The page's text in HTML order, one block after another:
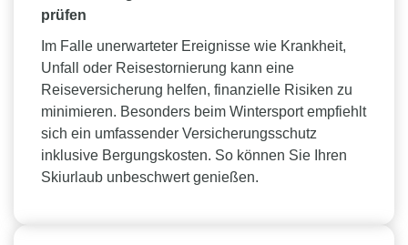
prüfen
Im Falle unerwarteter Ereignisse wie Krankheit,
Unfall oder Reisestornierung kann eine
Reiseversicherung helfen, finanzielle Risiken zu
minimieren. Besonders beim Wintersport empfiehlt
sich ein umfassender Versicherungsschutz
inklusive Bergungskosten. So können Sie Ihren
Skiurlaub unbeschwert genießen.